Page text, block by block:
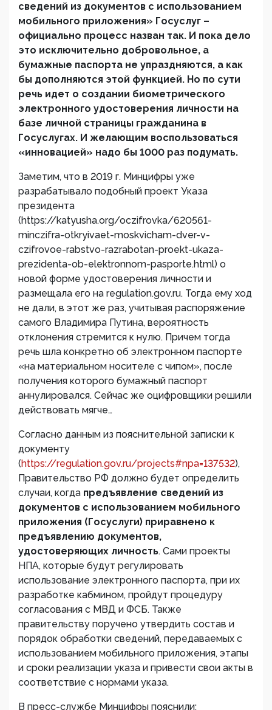
сведений из документов с использованием
мобильного приложения» Госуслуг –
официально процесс назван так. И пока дело
это исключительно добровольное, а
бумажные паспорта не упраздняются, а как
бы дополняются этой функцией. Но по сути
речь идет о создании биометрического
электронного удостоверения личности на
базе личной страницы гражданина в
Госуслугах. И желающим воспользоваться
«инновацией» надо бы 1000 раз подумать.
Заметим, что в 2019 г. Минцифры уже
разрабатывало подобный проект Указа
президента
(https://katyusha.org/oczifrovka/620561-
minczifra-otkryivaet-moskvicham-dver-v-
czifrovoe-rabstvo-razrabotan-proekt-ukaza-
prezidenta-ob-elektronnom-pasporte.html) о
новой форме удостоверения личности и
размещала его на regulation.gov.ru. Тогда ему ход
не дали, в этот же раз, учитывая распоряжение
самого Владимира Путина, вероятность
отклонения стремится к нулю. Причем тогда
речь шла конкретно об электронном паспорте
«на материальном носителе с чипом», после
получения которого бумажный паспорт
аннулировался. Сейчас же оцифровщики решили
действовать мягче…
Согласно данным из пояснительной записки к
документу
(https://regulation.gov.ru/projects#npa=137532),
Правительство РФ должно будет определить
случаи, когда предъявление сведений из
документов с использованием мобильного
приложения (Госуслуги) приравнено к
предъявлению документов,
удостоверяющих личность. Сами проекты
НПА, которые будут регулировать
использование электронного паспорта, при их
разработке кабмином, пройдут процедуру
согласования с МВД и ФСБ. Также
правительству поручено утвердить состав и
порядок обработки сведений, передаваемых с
использованием мобильного приложения, этапы
и сроки реализации указа и привести свои акты в
соответствие с нормами указа.
В пресс-службе Минцифры пояснили: